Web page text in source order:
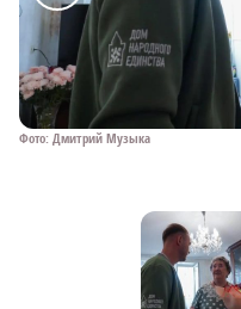
Фото: Дмитрий Музыка